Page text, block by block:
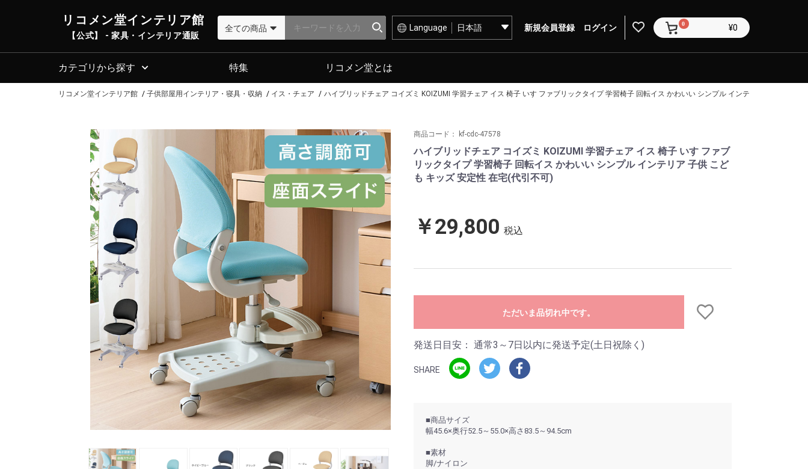
リコメン堂インテリア館
【公式】 - 家具・インテリア通販
Language 新規会員登録 ログイン 0 ¥0
カテゴリから探す 特集 リコメン堂とは
リコメン堂インテリア館 子供部屋用インテリア・寝具・収納 イス・チェア ハイブリッドチェア コイズミ KOIZUMI 学習チェア イス 椅子 いす ファブリックタイプ 学習椅子 回転イス かわいい シンプル インテリア 子供 こども
商品コード： kf-cdc-47578
ハイブリッドチェア コイズミ KOIZUMI 学習チェア イス 椅子 いす ファブ
リックタイプ 学習椅子 回転イス かわいい シンプル インテリア 子供 こど
も キッズ 安定性 在宅(代引不可)
￥29,800 税込
ただいま品切れ中です。
発送日目安： 通常3～7日以内に発送予定(土日祝除く)
SHARE
■商品サイズ
幅45.6×奥行52.5～55.0×高さ83.5～94.5cm
■素材
脚/ナイロン